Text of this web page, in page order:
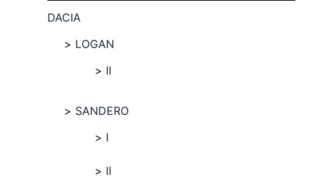
DACIA
LOGAN
II
SANDERO
I
II